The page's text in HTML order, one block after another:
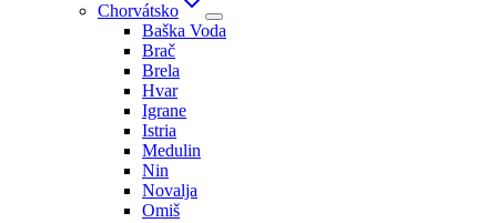
Chorvátsko
Baška Voda
Brač
Brela
Hvar
Igrane
Istria
Medulin
Nin
Novalja
Omiš